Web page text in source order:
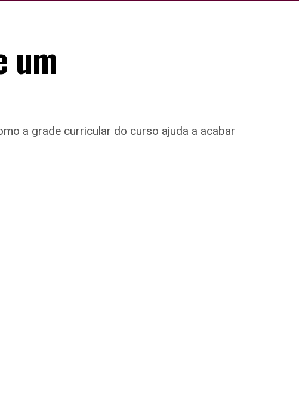
um
a grade curricular do curso ajuda a acabar